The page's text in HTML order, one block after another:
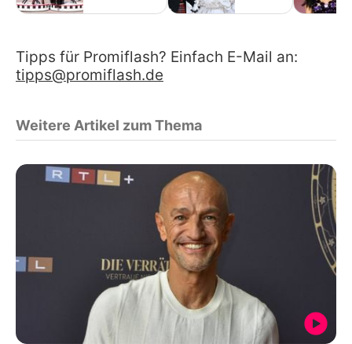
Tipps für Promiflash? Einfach E-Mail an:
tipps@promiflash.de
Weitere Artikel zum Thema